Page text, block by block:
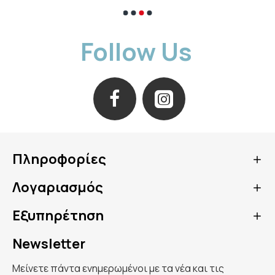
“Gold”, καθώς το 2020 η μονάδα παραγωγής
ενεργειακής αξιοποίησης.
Για διαστάσεις περιφέρειας 120-160cm.
Παράγονται ανέπαφα στην Ελλάδα. Σε
συσκευασία των 12 τεμαχίων.
φορούσατε ένα κοινό εσώρουχο,
έχοντας την πλευρά με το αυτοκόλλητο
προς τα πίσω.
Στερεώστε το ψηλά προς τη μέση, ώστε
να πετύχετε καλή εφαρμογή στον
καβάλο. Στρώστε τις σουρίτσες στη μέση,
ώστε να εφαρμόσει στο σώμα.
Όταν θελήσετε να αλλάξετε το
Follow Us
Πληροφορίες
Λογαριασμός
Εξυπηρέτηση
Newsletter
Μείνετε πάντα ενημερωμένοι με τα νέα και τις